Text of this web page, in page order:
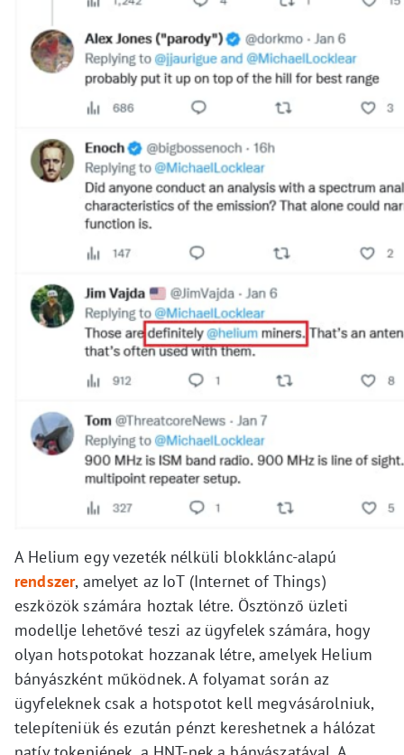
A Helium egy vezeték nélküli blokklánc-alapú
rendszer, amelyet az IoT (Internet of Things)
eszközök számára hoztak létre. Ösztönző üzleti
modellje lehetővé teszi az ügyfelek számára, hogy
olyan hotspotokat hozzanak létre, amelyek Helium
bányászként működnek. A folyamat során az
ügyfeleknek csak a hotspotot kell megvásárolniuk,
telepíteniük és ezután pénzt kereshetnek a hálózat